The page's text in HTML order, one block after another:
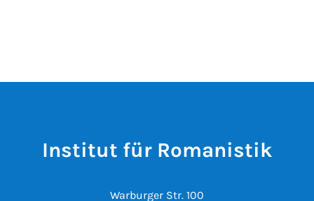
Institut für Romanistik
Warburger Str. 100